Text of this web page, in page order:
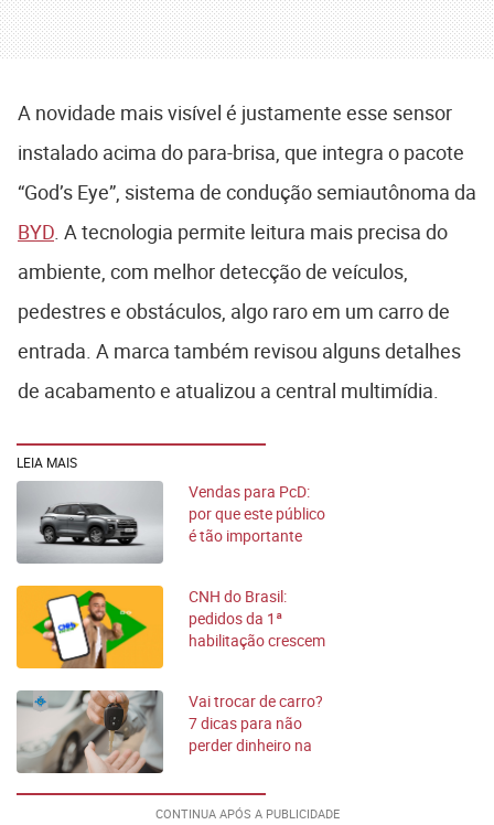
A novidade mais visível é justamente esse sensor
instalado acima do para-brisa, que integra o pacote
“God’s Eye”, sistema de condução semiautônoma da
BYD . A tecnologia permite leitura mais precisa do
ambiente, com melhor detecção de veículos,
pedestres e obstáculos, algo raro em um carro de
entrada. A marca também revisou alguns detalhes
de acabamento e atualizou a central multimídia.
LEIA MAIS
Vendas para PcD:
por que este público
é tão importante
CNH do Brasil:
pedidos da 1ª
habilitação crescem
Vai trocar de carro?
7 dicas para não
perder dinheiro na